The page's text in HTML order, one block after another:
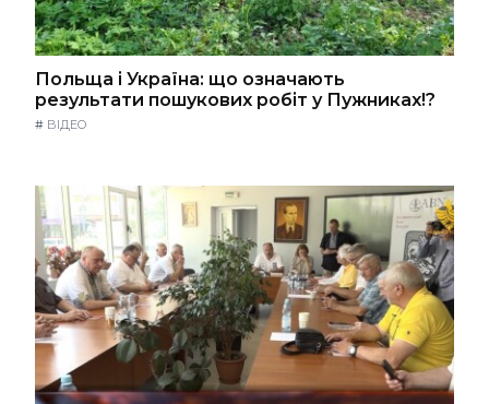
Польща і Україна: що означають
результати пошукових робіт у Пужниках!?
# ВІДЕО